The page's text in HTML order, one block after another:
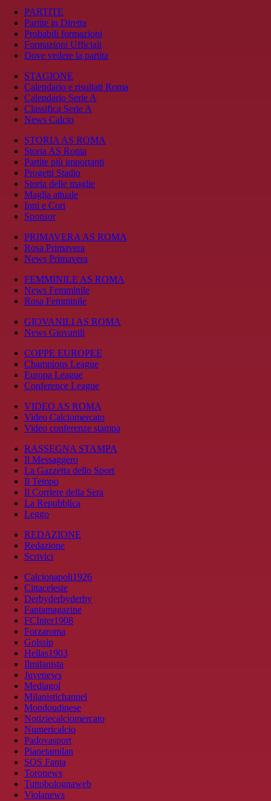
PARTITE
Partite in Diretta
Probabili formazioni
Formazioni Ufficiali
Dove vedere la partita
STAGIONE
Calendario e risultati Roma
Calendario Serie A
Classifica Serie A
News Calcio
STORIA AS ROMA
Storia AS Roma
Partite più importanti
Progetti Stadio
Storia delle maglie
Maglia attuale
Inni e Cori
Sponsor
PRIMAVERA AS ROMA
Rosa Primavera
News Primavera
FEMMINILE AS ROMA
News Femminile
Rosa Femminile
GIOVANILI AS ROMA
News Giovanili
COPPE EUROPEE
Champions League
Europa League
Conference League
VIDEO AS ROMA
Video Calciomercato
Video conferenze stampa
RASSEGNA STAMPA
Il Messaggero
La Gazzetta dello Sport
Il Tempo
Il Corriere della Sera
La Repubblica
Leggo
REDAZIONE
Redazione
Scrivici
Calcionapoli1926
Cittaceleste
Derbyderbyderby
Fantamagazine
FCInter1908
Forzaroma
Golssip
Hellas1903
Ilmilanista
Juvenews
Mediagol
Milanistichannel
Mondoudinese
Notiziecalciomercato
Numericalcio
Padovasport
Pianetamilan
SOS Fanta
Toronews
Tuttobolognaweb
Violanews